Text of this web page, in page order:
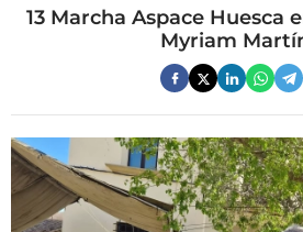
13 Marcha Aspace Huesca
Myriam